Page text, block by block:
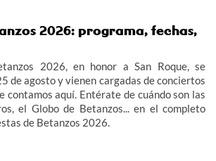
2026: programa, fechas,
2026, en honor a San Roque, se
de agosto y vienen cargadas de conciertos
contamos aquí. Entérate de cuándo son las
el Globo de Betanzos... en el completo
de Betanzos 2026.